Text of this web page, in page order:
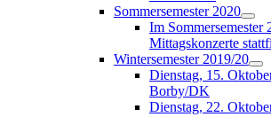
Sommersemester 2020
Im Sommersemester
Mittagskonzerte
Wintersemester 2019/20
Dienstag, 15.
Borby/DK
Dienstag, 22.